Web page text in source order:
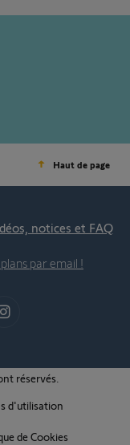
Haut de page
notices et FAQ
par email !
réservés.
d'utilisation
de Cookies